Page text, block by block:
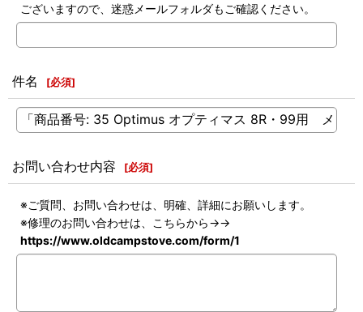
ございますので、迷惑メールフォルダもご確認ください。
件名 [必須]
お問い合わせ内容 [必須]
※ご質問、お問い合わせは、明確、詳細にお願いします。
※修理のお問い合わせは、こちらから→→
https://www.oldcampstove.com/form/1